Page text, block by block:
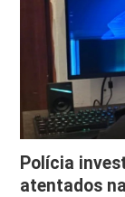
Polícia
atentados